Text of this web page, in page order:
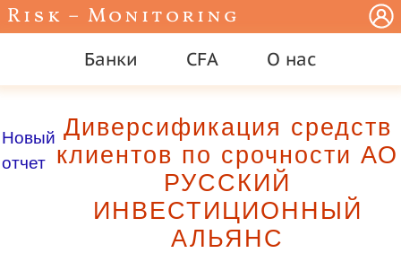
Risk – Monitoring
Банки CFA О нас
Новый
отчет
Диверсификация средств
клиентов по срочности АО
РУССКИЙ
ИНВЕСТИЦИОННЫЙ
АЛЬЯНС